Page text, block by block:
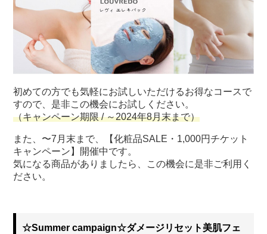
初めての方でも気軽にお試しいただけるお得なコースで
すので、是非この機会にお試しください。
（キャンペーン期限 / ～2024年8月末まで）
また、〜7月末まで、【化粧品SALE・1,000円チケット
キャンペーン】開催中です。
気になる商品がありましたら、この機会に是非ご利用く
ださい。
☆Summer campaign☆ダメージリセット美肌フェ